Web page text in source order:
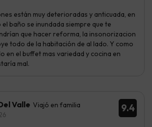
están muy deterioradas y anticuada, en
baño se inundada siempre que te
que hacer reforma, la insonorizacion
todo de la habitación de al lado. Y como
en el buffet mas variedad y cocina en
mal.
9.4
Valle Viajó en familia